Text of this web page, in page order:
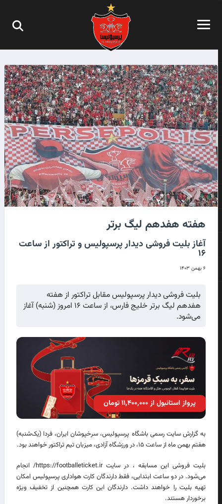
هفته هفدهم لیگ برتر
آغاز بلیت فروشی دیدار پرسپولیس و تراکتور از ساعت
۱۶
۶ بهمن ۱۴۰۳
بلیت فروشی دیدار پرسپولیس مقابل تراکتور از هفته
هفدهم لیگ برتر خلیج فارس، از ساعت ۱۶ امروز (‌شنبه) آغاز
می‌شود‌.
پرواز استانبول از ۱۱٬۴۰۰٬۰۰۰ تومان
به گزارش سایت رسمی باشگاه پرسپولیس، سرخپوشان ایران، فردا (یک‌شنبه)
هفتم بهمن ماه از ساعت ۱۵، در ورزشگاه آزادی، میزبان تیم تراکتور خواهند بود.
بلیت فروشی این مسابقه ، در سایت https://footballeticket.ir/ انجام
می‌شود. در دو ساعت ابتدایی، فقط دارندگان کارت هواداری پرسپولیس امکان
تهیه بلیت را خواهند داشت. دارندگان این کارت همچنین از تخفیف ویژه
برخوردار هستند.